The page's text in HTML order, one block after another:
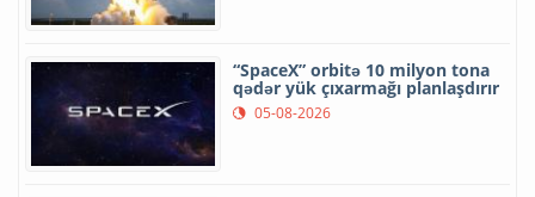
“SpaceX” orbitə 10 milyon tona
qədər yük çıxarmağı planlaşdırır
05-08-2026